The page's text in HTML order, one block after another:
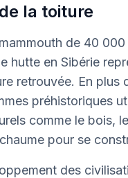
la toiture
de 40 000
hutte en Sibérie
retrouvée. En plus
préhistoriques
comme le bois,
pour se
des